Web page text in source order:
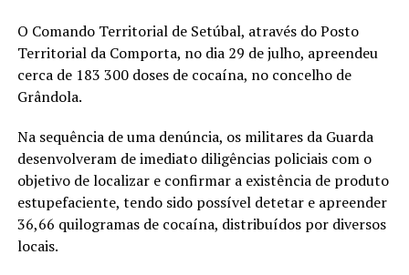
O Comando Territorial de Setúbal, através do Posto
Territorial da Comporta, no dia 29 de julho, apreendeu
cerca de 183 300 doses de cocaína, no concelho de
Grândola.
Na sequência de uma denúncia, os militares da Guarda
desenvolveram de imediato diligências policiais com o
objetivo de localizar e confirmar a existência de produto
estupefaciente, tendo sido possível detetar e apreender
36,66 quilogramas de cocaína, distribuídos por diversos
locais.